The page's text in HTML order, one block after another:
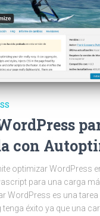
con
optimizar WordPress
para una carga
WordPress es una
éxito ya que una